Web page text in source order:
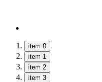
item 0
item 1
item 2
item 3